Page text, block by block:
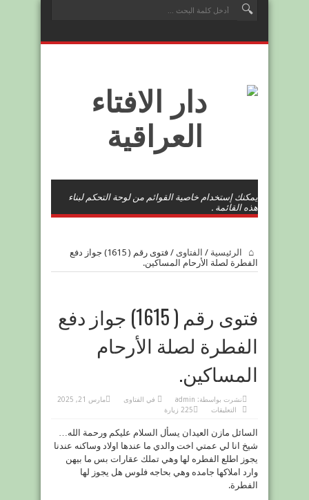
يمكنك إستخدام خاصية القوائم من لوحة التحكم لبناء
هذه القائمة .
الرئيسية / الفتاوى /
فتوى رقم ( 1615) جواز دفع
الفطرة لصلة الأرحام المساكين.
فتوى رقم ( 1615) جواز دفع
الفطرة لصلة الأرحام
المساكين.
نشرت بواسطة: admin في الفتاوى
مارس 21, 2025
التعليقات
على
جواز
دفع
الفطرة
لصلة
الأرحام
225 زيارة
السائل مازن العيدان يسأل السلام عليكم ورحمة الله…
شيخ انا لي عمتي اخت والدي ما عندها اولاد وساكنه عندنا
يجوز اطلع الفطره لها وهي تملك عقارات بس ما بيهن
وارد املاكها جامده وهي بحاجه فلوس هل يجوز لها
الفطرة.